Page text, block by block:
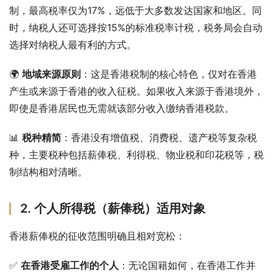
制，最高税率仅为17%，远低于大多数发达国家和地区。同
时，纳税人还可选择按15%的标准税率计税，税务局会自动
选择对纳税人最有利的方式。
🌍 地域来源原则 ：这是香港税制的核心特色，仅对在香港
产生或来源于香港的收入征税。如果收入来源于香港境外，
即使是香港居民也无需就该部分收入缴纳香港税款。
📊 税种精简 ：香港没有增值税、消费税、遗产税等复杂税
种，主要税种包括薪俸税、利得税、物业税和印花税等，税
制结构相对清晰。
2. 个人所得税（薪俸税）适用对象
香港薪俸税的征收范围明确且相对宽松：
✅ 在香港受雇工作的个人 ：无论国籍如何，在香港工作并